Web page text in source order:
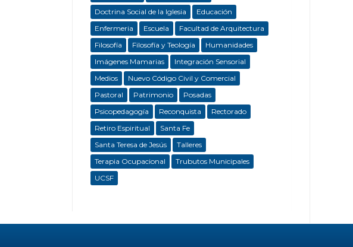
Doctrina Social de la Iglesia
Educación
Enfermeria
Escuela
Facultad de Arquitectura
Filosofía
Filosofía y Teología
Humanidades
Imágenes Mamarias
Integración Sensorial
Medios
Nuevo Código Civil y Comercial
Pastoral
Patrimonio
Posadas
Psicopedagogía
Reconquista
Rectorado
Retiro Espiritual
Santa Fe
Santa Teresa de Jesús
Talleres
Terapia Ocupacional
Trubutos Municipales
UCSF